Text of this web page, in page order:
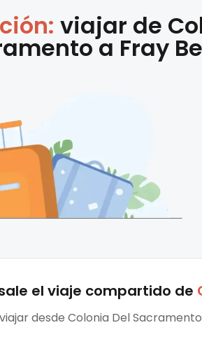
viajar de
a Fray
el viaje compartido de
desde Colonia Del